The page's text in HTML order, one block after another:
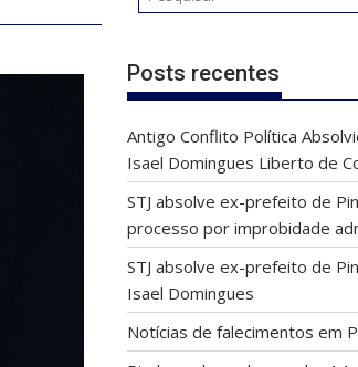
Posts recentes
Antigo Conflito Política
Isael Domingues Liberto de
STJ absolve ex-prefeito de
processo por improbidade
STJ absolve ex-prefeito de
Isael Domingues
Notícias de falecimentos em